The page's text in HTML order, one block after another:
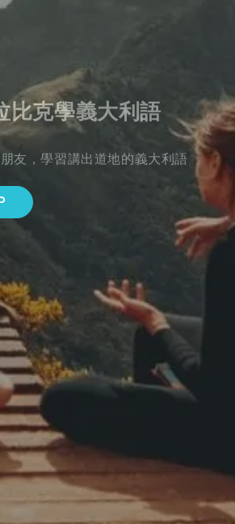
比克學義大利語
友，學習講出道地的義大利語